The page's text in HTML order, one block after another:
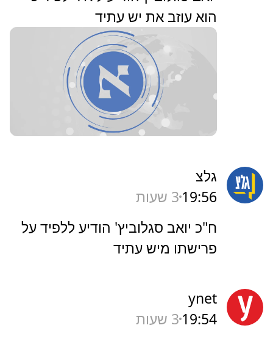
הוא עוזב את יש עתיד
גלצ
19:56 3 שעות
ח"כ יואב סגלוביץ' הודיע ללפיד על
פרישתו מיש עתיד
ynet
19:54 3 שעות